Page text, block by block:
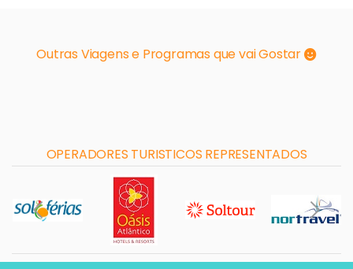
Outras Viagens e Programas que vai Gostar
OPERADORES TURISTICOS REPRESENTADOS